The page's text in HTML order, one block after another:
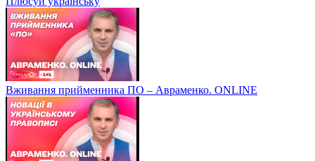
Вживання прийменника ПО – Авраменко. ONLINE